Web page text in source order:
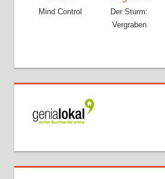
Mind Control
Der Sturm:
Vergraben